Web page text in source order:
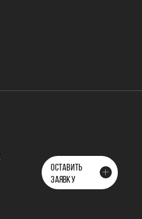
ОСТАВИТЬ
ЗАЯВКУ